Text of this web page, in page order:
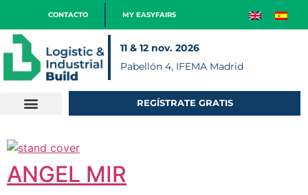
CONTACTO MY EASYFAIRS
11 & 12 nov. 2026
Pabellón 4, IFEMA Madrid
REGÍSTRATE GRATIS
ANGEL MIR